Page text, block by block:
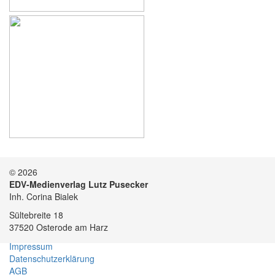
© 2026
EDV-Medienverlag Lutz Pusecker
Inh. Corina Bialek
Sültebreite 18
37520 Osterode am Harz
Impressum
Datenschutzerklärung
AGB